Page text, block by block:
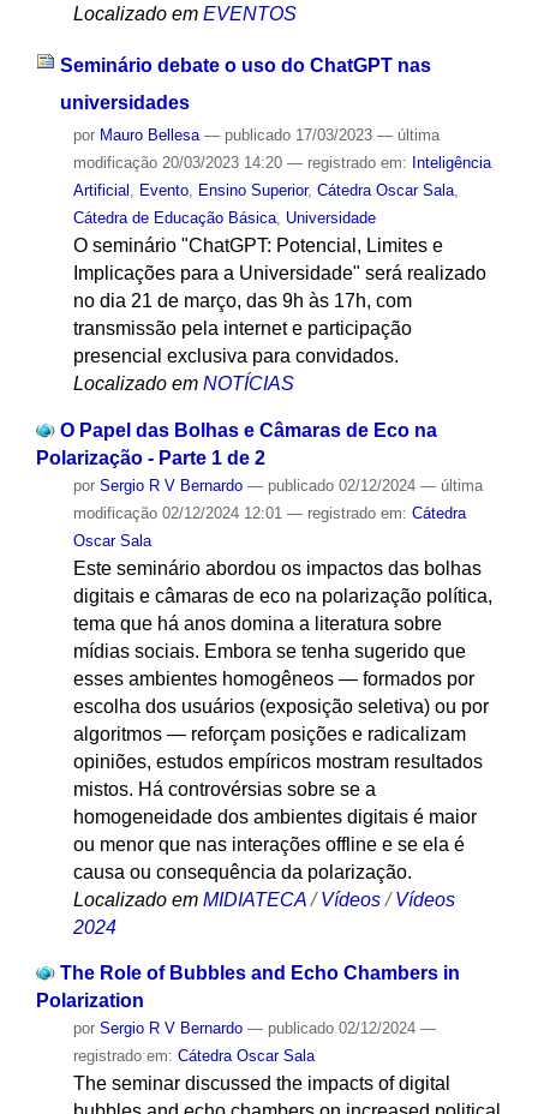
Localizado em EVENTOS
Seminário debate o uso do ChatGPT nas
universidades
por Mauro Bellesa — publicado17/03/2023 — última
modificação20/03/2023 14:20 — registrado em: Inteligência
Artificial , Evento, Ensino Superior, Cátedra Oscar Sala,
Cátedra de Educação Básica, Universidade
O seminário "ChatGPT: Potencial, Limites e
Implicações para a Universidade" será realizado
no dia 21 de março, das 9h às 17h, com
transmissão pela internet e participação
presencial exclusiva para convidados.
Localizado em NOTÍCIAS
O Papel das Bolhas e Câmaras de Eco na
Polarização - Parte 1 de 2
por Sergio R V Bernardo — publicado02/12/2024 — última
modificação02/12/2024 12:01 — registrado em: Cátedra
Oscar Sala
Este seminário abordou os impactos das bolhas
digitais e câmaras de eco na polarização política,
tema que há anos domina a literatura sobre
mídias sociais. Embora se tenha sugerido que
esses ambientes homogêneos — formados por
escolha dos usuários (exposição seletiva) ou por
algoritmos — reforçam posições e radicalizam
opiniões, estudos empíricos mostram resultados
mistos. Há controvérsias sobre se a
homogeneidade dos ambientes digitais é maior
ou menor que nas interações offline e se ela é
causa ou consequência da polarização.
Localizado em MIDIATECA /Vídeos /Vídeos
2024
The Role of Bubbles and Echo Chambers in
Polarization
por Sergio R V Bernardo — publicado02/12/2024 —
registrado em: Cátedra Oscar Sala
The seminar discussed the impacts of digital